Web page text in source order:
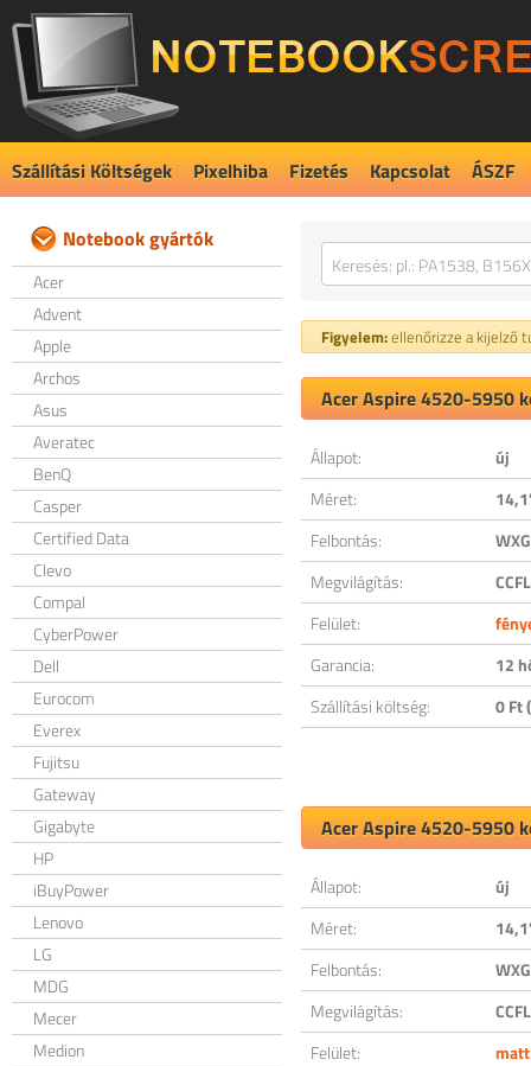
Szállítási Költségek Pixelhiba Fizetés Kapcsolat ÁSZF
Notebook gyártók
Acer
Advent
Apple
Archos
Asus
Averatec
BenQ
Casper
Certified Data
Clevo
Compal
CyberPower
Dell
Eurocom
Everex
Fujitsu
Gateway
Gigabyte
HP
iBuyPower
Lenovo
LG
MDG
Mecer
Medion
Figyelem:ellenőrizze a kijelző
Acer Aspire 4520-5950
Állapot:
új
Méret:
Felbontás:
Megvilágítás:
CCFL
Felület:
Garancia:
12
Szállítási költség:
0 Ft
Acer Aspire 4520-5950
Állapot:
új
Méret:
Felbontás:
Megvilágítás:
CCFL
Felület:
matt